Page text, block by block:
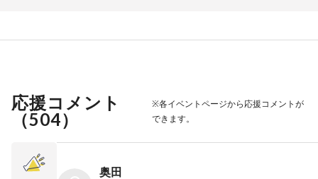
応援コメント
（504）
※各イベントページから応援コメントが
できます。
奥田